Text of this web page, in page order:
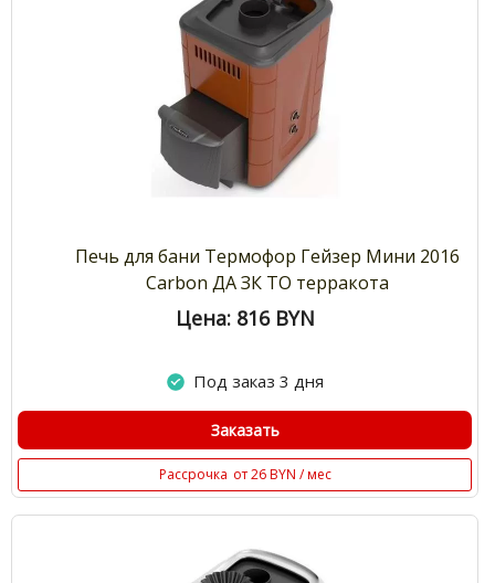
Печь для бани Термофор Гейзер Мини 2016
Carbon ДА ЗК ТО терракота
Цена: 816 BYN
Под заказ 3 дня
Заказать
Рассрочка от 26 BYN / мес